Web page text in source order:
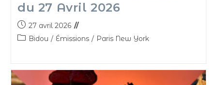
du 27 Avril 2026
27 avril 2026
Bidou / Émissions / Paris New York